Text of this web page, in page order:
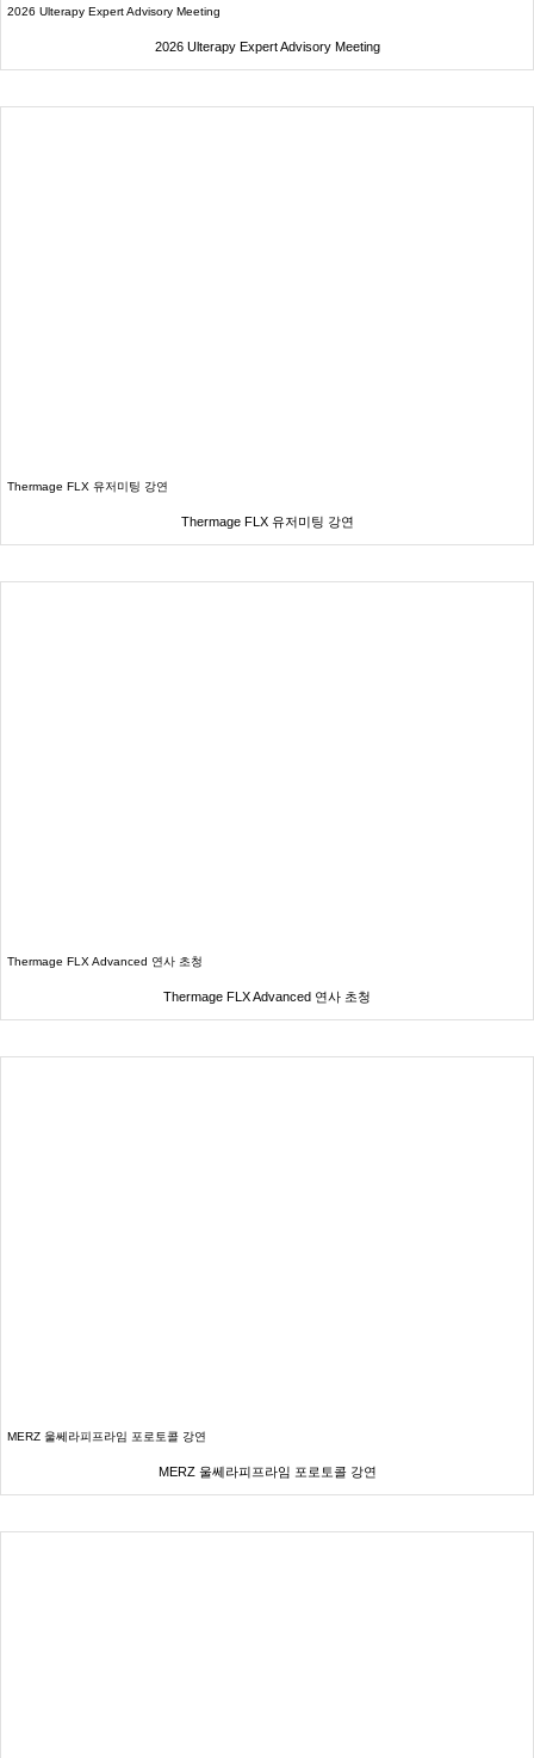
2026 Ulterapy Expert Advisory Meeting
2026 Ulterapy Expert Advisory Meeting
Thermage FLX 유저미팅 강연
Thermage FLX 유저미팅 강연
Thermage FLX Advanced 연사 초청
Thermage FLX Advanced 연사 초청
MERZ 울쎄라피프라임 포로토콜 강연
MERZ 울쎄라피프라임 포로토콜 강연